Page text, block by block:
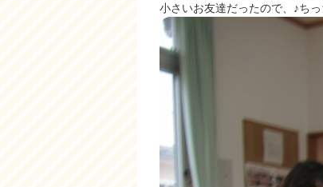
小さいお友達だったので、♪ち